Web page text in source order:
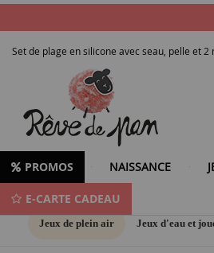
Set de plage en silicone avec seau, pelle et
PROMOS NAISSANCE
E-CARTE CADEAU
Jeux de plein air Jeux d'eau et